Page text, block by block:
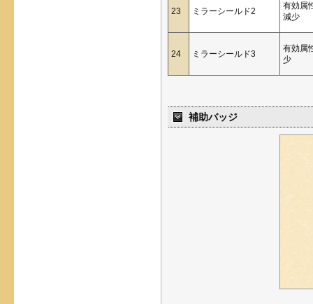
23 ミラーシールド2
有効属
減少
24 ミラーシールド3
有効属
少
補助バッジ